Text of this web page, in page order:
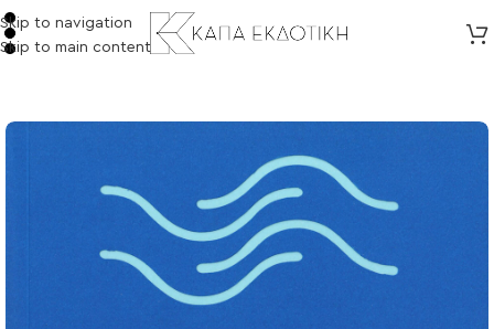
Skip to navigation
Skip to main content